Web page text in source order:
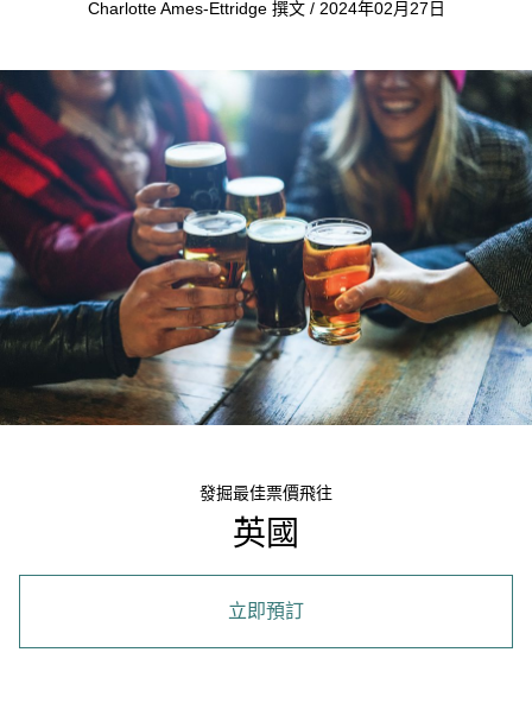
Charlotte Ames-Ettridge 撰文 / 2024年02月27日
發掘最佳票價飛往
英國
立即預訂